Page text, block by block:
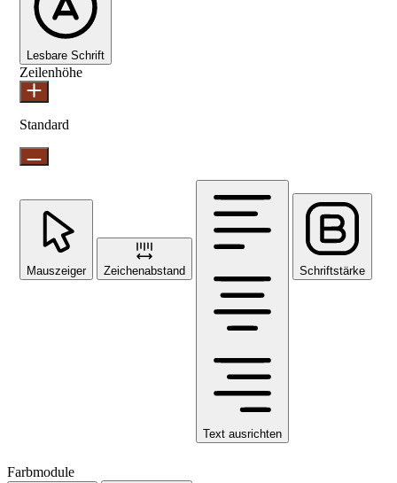
Lesbare Schrift
Zeilenhöhe
Standard
Mauszeiger Zeichenabstand
Text ausrichten
Schriftstärke
Farbmodule